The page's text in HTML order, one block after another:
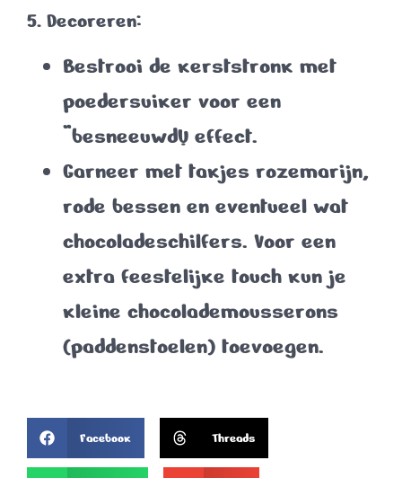
5. Decoreren:
Bestrooi de kerststronk met
poedersuiker voor een
“besneeuwd” effect.
Garneer met takjes rozemarijn,
rode bessen en eventueel wat
chocoladeschilfers. Voor een
extra feestelijke touch kun je
kleine chocolademousserons
(paddenstoelen) toevoegen.
Facebook Threads